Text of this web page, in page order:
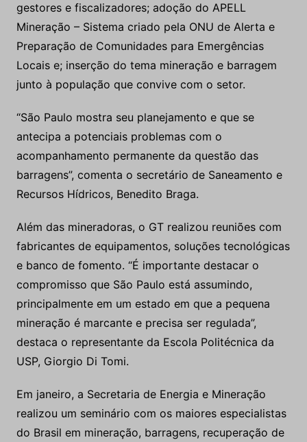
gestores e fiscalizadores; adoção do APELL
Mineração – Sistema criado pela ONU de Alerta e
Preparação de Comunidades para Emergências
Locais e; inserção do tema mineração e barragem
junto à população que convive com o setor.
“São Paulo mostra seu planejamento e que se
antecipa a potenciais problemas com o
acompanhamento permanente da questão das
barragens”, comenta o secretário de Saneamento e
Recursos Hídricos, Benedito Braga.
Além das mineradoras, o GT realizou reuniões com
fabricantes de equipamentos, soluções tecnológicas
e banco de fomento. “É importante destacar o
compromisso que São Paulo está assumindo,
principalmente em um estado em que a pequena
mineração é marcante e precisa ser regulada”,
destaca o representante da Escola Politécnica da
USP, Giorgio Di Tomi.
Em janeiro, a Secretaria de Energia e Mineração
realizou um seminário com os maiores especialistas
do Brasil em mineração, barragens, recuperação de